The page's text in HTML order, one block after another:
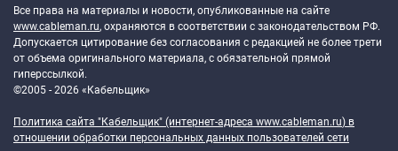
Все права на материалы и новости, опубликованные на сайте
www.cableman.ru, охраняются в соответствии с законодательством РФ.
Допускается цитирование без согласования с редакцией не более трети
от объема оригинального материала, с обязательной прямой
гиперссылкой.
©2005 - 2026 «Кабельщик»
Политика сайта "Кабельщик" (интернет-адреса www.cableman.ru) в
отношении обработки персональных данных пользователей сети